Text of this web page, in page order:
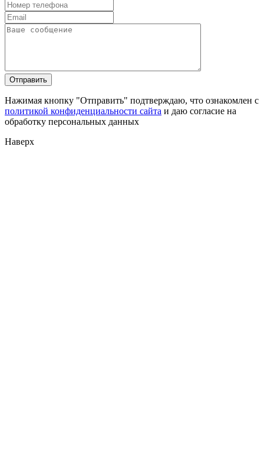
Нажимая кнопку "Отправить" подтверждаю, что ознакомлен с
политикой конфиденциальности сайта и даю согласие на
обработку персональных данных
Наверх